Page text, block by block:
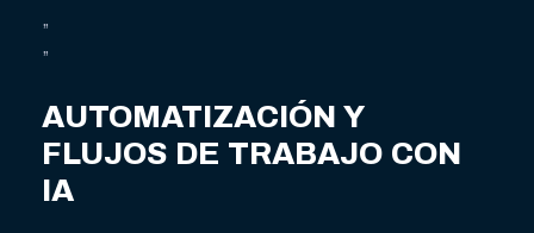
”
”
AUTOMATIZACIÓN Y
FLUJOS DE TRABAJO CON
IA